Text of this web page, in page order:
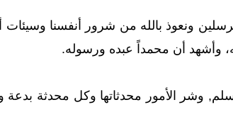
ونعوذ بالله من شرور أنفسنا وسيئات
وأشهد أن محمداً عبده ورسوله.
وشر الأمور محدثاتها وكل محدثة بدعة